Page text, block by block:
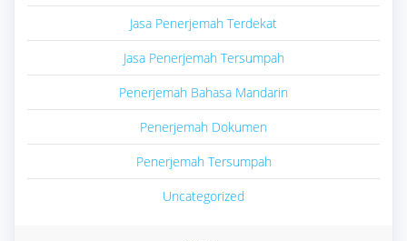
Jasa Penerjemah Terdekat
Jasa Penerjemah Tersumpah
Penerjemah Bahasa Mandarin
Penerjemah Dokumen
Penerjemah Tersumpah
Uncategorized